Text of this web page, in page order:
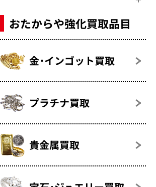
おたからや強化買取品目
金･インゴット買取
プラチナ買取
貴金属買取